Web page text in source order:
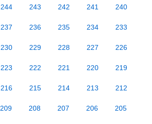
244 243 242 241 240
237 236 235 234 233
230 229 228 227 226
223 222 221 220 219
216 215 214 213 212
209 208 207 206 205